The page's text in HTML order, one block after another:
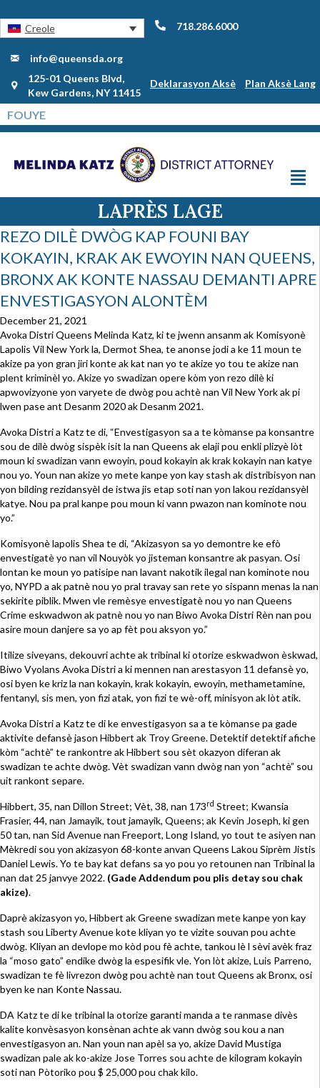
Creole 718.286.6000
info@queensda.org
125-01 Queens Blvd,
Kew Gardens, NY 11415
Deklarasyon Aksè Plan Aksè Lang
LAPRÈS LAGE
REZO DILÈ DWÒG KAP FOUNI BAY
KOKAYIN, KRAK AK EWOYIN NAN QUEENS,
BRONX AK KONTE NASSAU DEMANTI APRE
ENVESTIGASYON ALONTÈM
December 21, 2021
Avoka Distri Queens Melinda Katz, ki te jwenn ansanm ak Komisyonè
Lapolis Vil New York la, Dermot Shea, te anonse jodi a ke 11 moun te
akize pa yon gran jiri konte ak kat nan yo te akize yo tou te akize nan
plent kriminèl yo. Akize yo swadizan opere kòm yon rezo dilè ki
apwovizyone yon varyete de dwòg pou achtè nan Vil New York ak pi
lwen pase ant Desanm 2020 ak Desanm 2021.
Avoka Distri a Katz te di, “Envestigasyon sa a te kòmanse pa konsantre
sou de dilè dwòg sispèk isit la nan Queens ak elaji pou enkli plizyè lòt
moun ki swadizan vann ewoyin, poud kokayin ak krak kokayin nan katye
nou yo. Youn nan akize yo mete kanpe yon kay stash ak distribisyon nan
yon bilding rezidansyèl de istwa jis etap soti nan yon lakou rezidansyèl
katye. Nou pa pral kanpe pou moun ki vann pwazon nan kominote nou
yo.”
Komisyonè lapolis Shea te di, “Akizasyon sa yo demontre ke efò
envestigatè yo nan vil Nouyòk yo jisteman konsantre ak pasyan. Osi
lontan ke moun yo patisipe nan lavant nakotik ilegal nan kominote nou
yo, NYPD a ak patnè nou yo pral travay san rete yo sispann menas la nan
sekirite piblik. Mwen vle remèsye envestigatè nou yo nan Queens
Crime eskwadwon ak patnè nou yo nan Biwo Avoka Distri Rèn nan pou
asire moun danjere sa yo ap fèt pou aksyon yo.”
Itilize siveyans, dekouvri achte ak tribinal ki otorize eskwadwon èskwad,
Biwo Vyolans Avoka Distri a ki mennen nan arestasyon 11 defansè yo,
osi byen ke kriz la nan kokayin, krak kokayin, ewoyin, methametamine,
fentanyl, sis men, yon fizi atak, yon fizi te wè-off, minisyon ak lòt atik.
Avoka Distri a Katz te di ke envestigasyon sa a te kòmanse pa gade
aktivite defansè jason Hibbert ak Troy Greene. Detektif detektif afiche
kòm “achtè” te rankontre ak Hibbert sou sèt okazyon diferan ak
swadizan te achte dwòg. Vèt swadizan vann dwòg nan yon “achtè” sou
uit rankont separe.
Hibbert, 35, nan Dillon Street; Vèt, 38, nan 173rd Street; Kwansia
Frasier, 44, nan Jamayik, tout jamayik, Queens; ak Kevin Joseph, ki gen
50 tan, nan Sid Avenue nan Freeport, Long Island, yo tout te asiyen nan
Mèkredi sou yon akizasyon 68-konte anvan Queens Lakou Siprèm Jistis
Daniel Lewis. Yo te bay kat defans sa yo pou yo retounen nan Tribinal la
nan dat 25 janvye 2022. (Gade Addendum pou plis detay sou chak
akize).
Daprè akizasyon yo, Hibbert ak Greene swadizan mete kanpe yon kay
stash sou Liberty Avenue kote kliyan yo te vizite souvan pou achte
dwòg. Kliyan an devlope mo kòd pou fè achte, tankou lè l sèvi avèk fraz
la “moso gato” endike dwòg la espesifik vle. Yon lòt akize, Luis Parreno,
swadizan te fè livrezon dwòg pou achtè nan tout Queens ak Bronx, osi
byen ke nan Konte Nassau.
DA Katz te di ke tribinal la otorize garanti manda a te ranmase divès
kalite konvèsasyon konsènan achte ak vann dwòg sou kou a nan
envestigasyon an. Nan youn nan apèl sa yo, akize David Mustiga
swadizan pale ak ko-akize Jose Torres sou achte de kilogram kokayin
soti nan Pòtoriko pou $ 25,000 pou chak kilo.